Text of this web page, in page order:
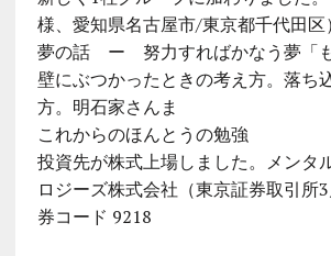
様、愛知県名古屋市/東京都千代田区）
夢の話 ー 努力すればかなう夢「
壁にぶつかったときの考え方。落ち
方。明石家さんま
これからのほんとうの勉強
投資先が株式上場しました。メンタ
ロジーズ株式会社（東京証券取引所
券コード 9218